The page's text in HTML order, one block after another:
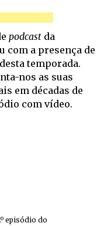
podcast da
com a presença de
temporada.
nos as suas
em décadas de
com vídeo.
episódio do